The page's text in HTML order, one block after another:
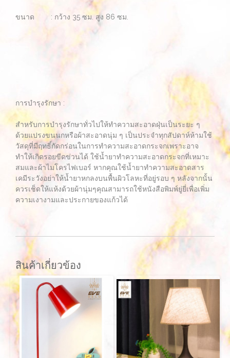
ขนาด : กว้าง 35 ซม. สูง 86 ซม.
การบำรุงรักษา :
สำหรับการบำรุงรักษาทั่วไปให้ทำความสะอาดฝุ่นเป็นระยะ ๆ
ด้วยแปรงขนนกหรือผ้าสะอาดนุ่ม ๆ เป็นประจำทุกสัปดาห์ห้ามใช้
วัสดุที่มีฤทธิ์กัดกร่อนในการทำความสะอาดกระจกเพราะอาจ
ทำให้เกิดรอยขีดข่วนได้ ใช้น้ำยาทำความสะอาดกระจกที่เหมาะ
สมและผ้าไมโครไฟเบอร์ หากคุณใช้น้ำยาทำความสะอาดสาร
เคมีระวังอย่าให้น้ำยาหกลงบนพื้นผิวโลหะที่อยู่รอบ ๆ หลังจากนั้น
ควรเช็ดให้แห้งด้วยผ้านุ่มๆคุณสามารถใช้หนังสือพิมพ์ยู่ยี่เพื่อเพิ่ม
ความเงางามและประกายของแก้วได้
สินค้าเกี่ยวข้อง